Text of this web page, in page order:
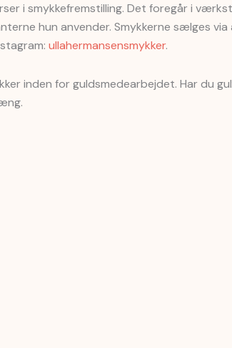
i smykkefremstilling. Det foregår i
hun anvender. Smykkerne sælges via
ullahermansensmykker.
inden for guldsmedearbejdet. Har du